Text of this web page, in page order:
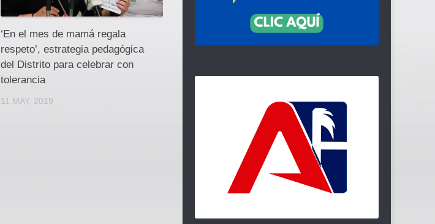
‘En el mes de mamá regala
respeto’, estrategia pedagógica
del Distrito para celebrar con
tolerancia
11 MAY, 2019